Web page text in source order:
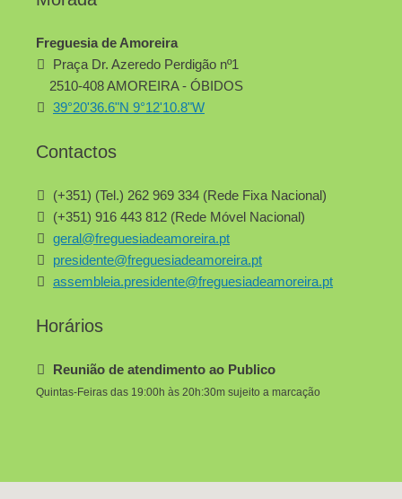
Freguesia de Amoreira
Praça Dr. Azeredo Perdigão nº1
2510-408 AMOREIRA - ÓBIDOS
39°20'36.6"N 9°12'10.8"W
Contactos
(+351) (Tel.) 262 969 334 (Rede Fixa Nacional)
(+351) 916 443 812 (Rede Móvel Nacional)
geral@freguesiadeamoreira.pt
presidente@freguesiadeamoreira.pt
assembleia.presidente@freguesiadeamoreira.pt
Horários
Reunião de atendimento ao Publico
Quintas-Feiras das 19:00h às 20h:30m sujeito a marcação